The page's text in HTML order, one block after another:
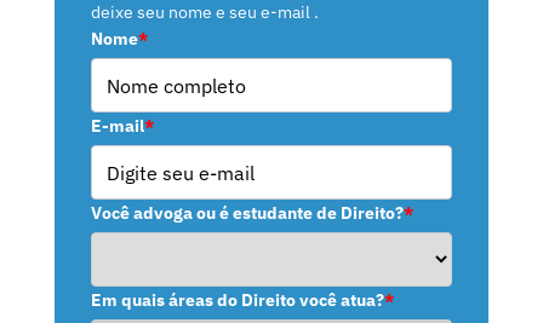
deixe seu nome e seu e-mail .
Nome*
E-mail*
Você advoga ou é estudante de Direito?*
Em quais áreas do Direito você atua?*